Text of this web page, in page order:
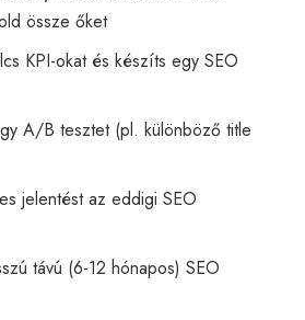
össze őket
KPI-okat és készíts egy SEO
A/B tesztet (pl. különböző title
jelentést az eddigi SEO
távú (6-12 hónapos) SEO